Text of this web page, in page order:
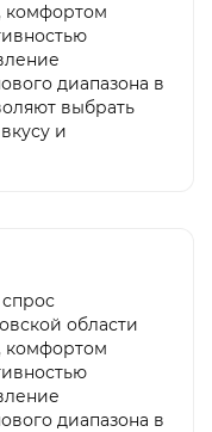
комфортом
диапазона в
выбрать
и
области
комфортом
диапазона в